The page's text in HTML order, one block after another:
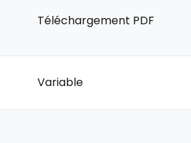
Téléchargement PDF
Variable